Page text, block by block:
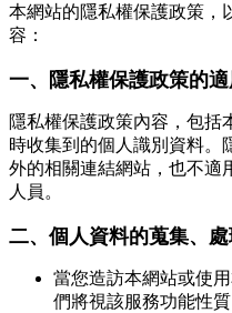
本網站的隱私權保護政策，
容：
一、隱私權保護政策的適
隱私權保護政策內容，包括
時收集到的個人識別資料。
外的相關連結網站，也不適
人員。
二、個人資料的蒐集、
當您造訪本網站或使
們將視該服務功能性